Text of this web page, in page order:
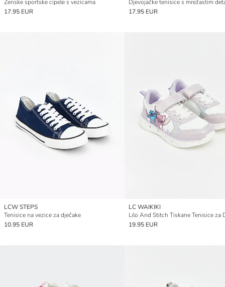
Ženske sportske cipele s vezicama
17.95 EUR
17.95 EUR
LCW STEPS
Tenisice na vezice za dječake
10.95 EUR
LC WAIKIKI
19.95 EUR